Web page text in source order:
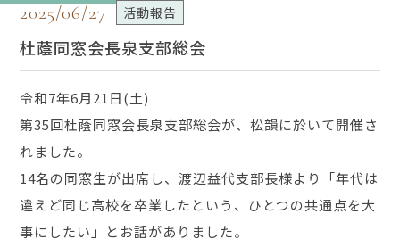
2025/06/27 活動報告
杜蔭同窓会長泉支部総会
令和7年6月21日(土)
第35回杜蔭同窓会長泉支部総会が、松韻に於いて開催さ
れました。
14名の同窓生が出席し、渡辺益代支部長様より「年代は
違えど同じ高校を卒業したという、ひとつの共通点を大
事にしたい」とお話がありました。